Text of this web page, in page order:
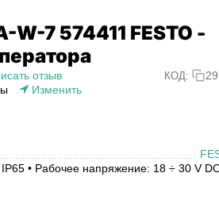
W-7 574411 FESTO -
отзыв КОД:
Изменить
• Рабочее напряжение: 18 ÷ 30 V